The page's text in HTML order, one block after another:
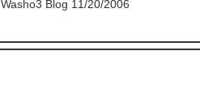
Washo3 Blog 11/20/2006